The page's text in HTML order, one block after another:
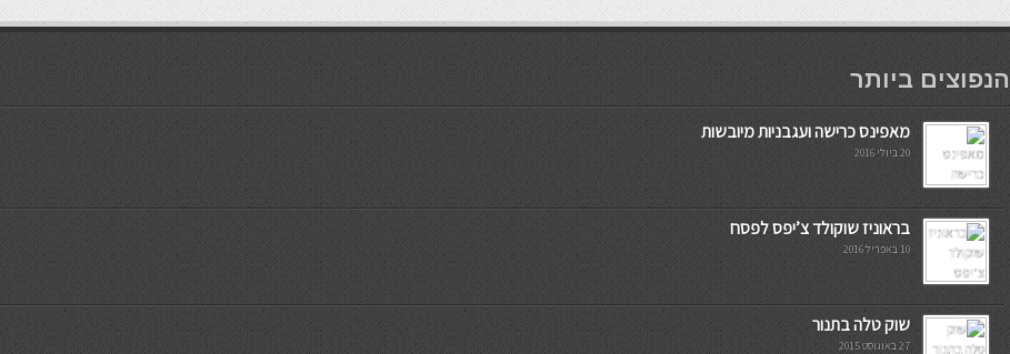
мостбет кг
הנפוצים ביותר
מאפינס כרישה ועגבניות מיובשות
20 ביולי 2016
בראוניז שוקולד צ’יפס לפסח
10 באפריל 2016
שוק טלה בתנור
27 באוגוסט 2015